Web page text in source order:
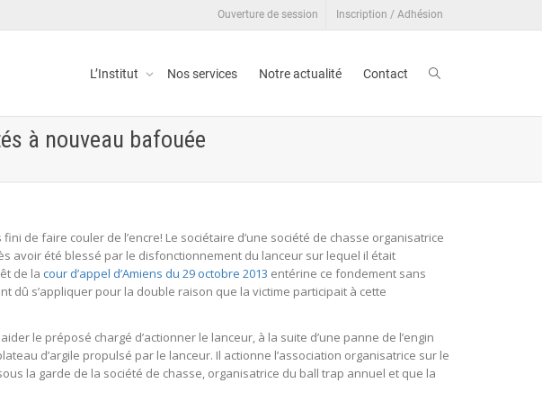
Ouverture de session Inscription / Adhésion
L’Institut Nos services Notre actualité Contact
à nouveau bafouée
de faire couler de l’encre! Le sociétaire d’une société de chasse organisatrice
avoir été blessé par le disfonctionnement du lanceur sur lequel il était
de la cour d’appel d’Amiens du 29 octobre 2013 entérine ce fondement sans
s’appliquer pour la double raison que la victime participait à cette
le préposé chargé d’actionner le lanceur, à la suite d’une panne de l’engin
d’argile propulsé par le lanceur. Il actionne l’association organisatrice sur le
la garde de la société de chasse, organisatrice du ball trap annuel et que la